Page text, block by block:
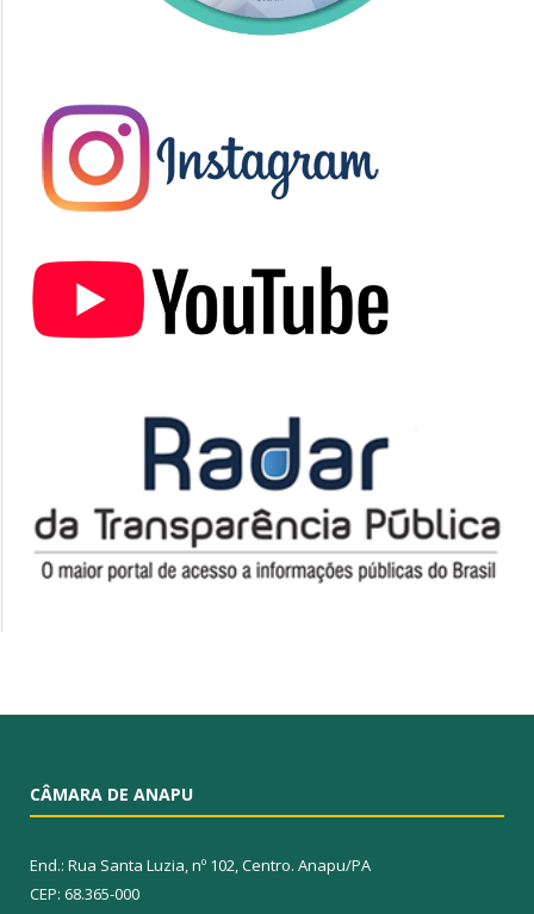
CÂMARA DE ANAPU
End.: Rua Santa Luzia, nº 102, Centro. Anapu/PA
CEP: 68.365-000